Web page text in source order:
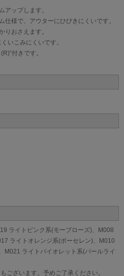
アップします。
様で、アウターにひびきにくいです。
りおさえます。
いこみにくいです。
付きです。
ライトピンク系(モーブローズ)、M008
ライトオレンジ系(ポーセレン)、M010
M021 ライトバイオレット系(パールライ
ございます。予めご了承ください。